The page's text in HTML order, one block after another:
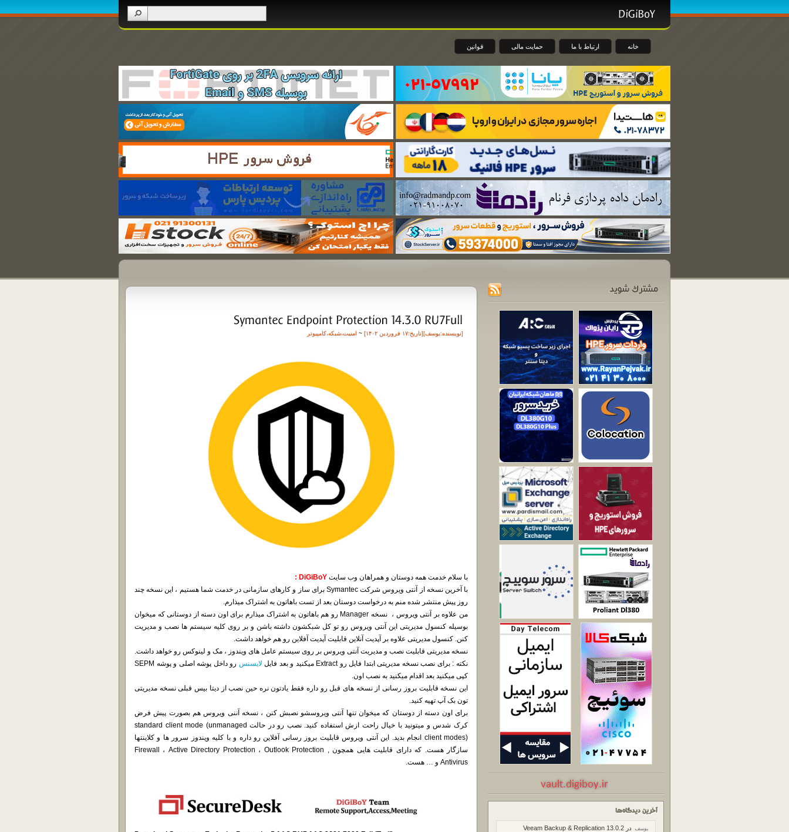
خانه ارتباط با ما حمایت مالی قوانین
آخرین دیدگاه‌ها
یوسف در Veeam Backup & Replication 13.0.2
[نویسنده:یوسف][تاريخ:۱۷ فروردین ۱۴۰۲] ~ امنیت،شبکه،کامپیوتر
با سلام خدمت همه دوستان و همراهان وب سایت
با آخرین نسخه از آنتی ویروس شرکت Symantec برای ساز و کارهای سازمانی در خدمت شما هستیم ، این نسخه چند
روز پیش منتشر شده منم به درخواست دوستان بعد از تست باهاتون به اشتراک میذارم.
من علاوه بر آنتی ویروس ، نسخه Manager رو هم باهاتون به اشتراک میذارم برای اون دسته از دوستانی که میخوان
بوسیله کنسول مدیریتی این آنتی ویروس رو تو کل شبکشون داشته باشن و بر روی کلیه سیستم ها نصب و مدیریت
کنن. کنسول مدیریتی علاوه بر آپدیت آنلاین قابلیت آپدیت آفلاین رو هم خواهد داشت.
نسخه مدیریتی قابلیت نصب و مدیریت آنتی ویروس بر روی سیستم عامل های ویندوز ، مک و لینوکس رو خواهد داشت.
نکته : برای نصب نسخه مدیریتی ابتدا فایل رو Extract میکنید و بعد فایل
لایسنس
رو داخل پوشه اصلی و پوشه SEPM
کپی میکنید بعد اقدام میکنید به نصب اون.
این نسخه قابلیت بروز رسانی از نسخه های قبل رو داره فقط یادتون نره حین نصب از دیتا بیس قبلی نسخه مدیریتی
تون بک آپ تهیه کنید.
برای اون دسته از دوستان که میخوان تنها آنتی ویروسشو نصبش کنن ، نسخه آننی ویروس هم بصورت پیش فرض
کرک شدس و میتونید با خیال راحت ازش استفاده کنید. نصب رو در حالت standard client mode (unmanaged
client modes) انجام بدید. این آنتی ویروس قابلیت بروز رسانی آفلاین رو داره و با کلیه ویندوز سرور ها و کلاینتها
سازگار هست. که دارای قابلیت هایی همچون Firewall ، Active Directory Protection ، Outlook Protection ,
Antivirus و … هست.